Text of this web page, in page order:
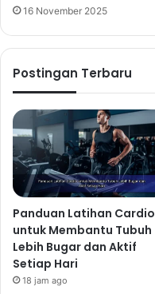
16 November 2025
Postingan Terbaru
Panduan Latihan Cardio
untuk Membantu Tubuh
Lebih Bugar dan Aktif
Setiap Hari
18 jam ago